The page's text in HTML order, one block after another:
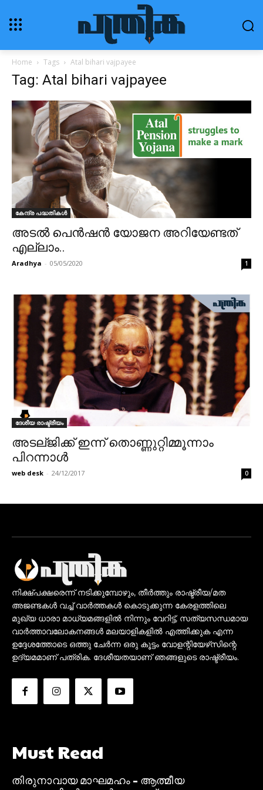
Home Tags Atal bihari vajpayee
Tag: Atal bihari vajpayee
കേന്ദ്ര പദ്ധതികൾ
അടൽ പെൻഷൻ യോജന അറിയേണ്ടത്
എല്ലാം..
Aradhya - 05/05/2020 1
ദേശീയ രാഷ്ട്രീയം
അടല്ജിക്ക് ഇന്ന് തൊണ്ണുറ്റിമ്മൂന്നാം
പിറന്നാൾ
web desk - 24/12/2017 0
നിക്ഷ്പക്ഷരെന്ന് നടിക്കുമ്പോഴും, തീർത്തും രാഷ്ട്രീയ/മത
അജണ്ടകൾ വച്ച് വാർത്തകൾ കൊടുക്കുന്ന കേരളത്തിലെ
മുഖ്യ ധാരാ മാധ്യമങ്ങളിൽ നിന്നും വേറിട്ട്, സത്യസന്ധമായ
വാർത്താവലോകനങ്ങൾ മലയാളികളിൽ എത്തിക്കുക എന്ന
ഉദ്ദേശത്തോടെ ഒത്തു ചേർന്ന ഒരു കൂട്ടം വോളന്റിയേഴ്‌സിന്റെ
ഉദ്യമമാണ് പത്രിക. ദേശീയതയാണ് ഞങ്ങളുടെ രാഷ്ട്രീയം.
Must Read
തിരുനാവായ മാഘമഹം – ആത്മീയ